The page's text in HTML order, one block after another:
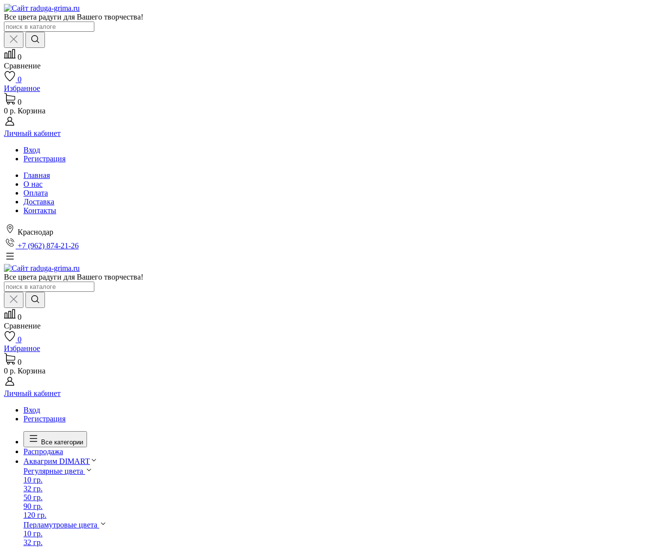
Все цвета радуги для Вашего творчества!
0
Сравнение
0
Избранное
0
0 р. Корзина
Личный кабинет
Вход
Регистрация
Главная
О нас
Оплата
Доставка
Контакты
Краснодар
+7 (962) 874-21-26
Все цвета радуги для Вашего творчества!
0
Сравнение
0
Избранное
0
0 р. Корзина
Личный кабинет
Вход
Регистрация
Все категории
Распродажа
Аквагрим DIMART
Регулярные цвета
10 гр.
32 гр.
50 гр.
90 гр.
120 гр.
Перламутровые цвета
10 гр.
32 гр.